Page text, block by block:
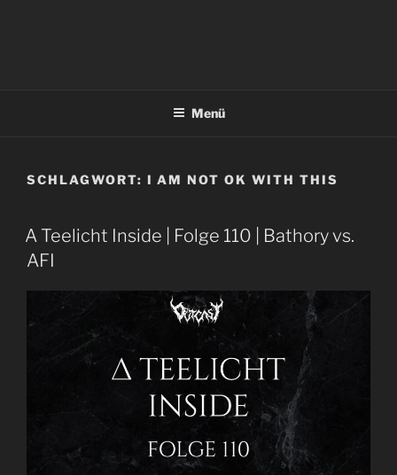
Menü
SCHLAGWORT: I AM NOT OK WITH THIS
A Teelicht Inside | Folge 110 | Bathory vs.
AFI